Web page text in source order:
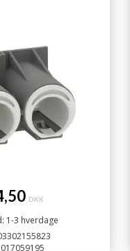
DKK
1-3 hverdage